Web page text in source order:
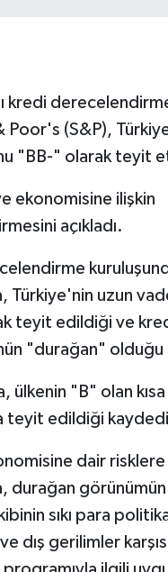
kredi
Poor's (S&P),
"BB-" olarak teyit
ekonomisine ilişkin
açıkladı.
Türkiye'nin uzun
teyit edildiği ve
"durağan"
ülkenin "B" olan
teyit edildiği
dair
durağan
sıkı para
dış gerilimler